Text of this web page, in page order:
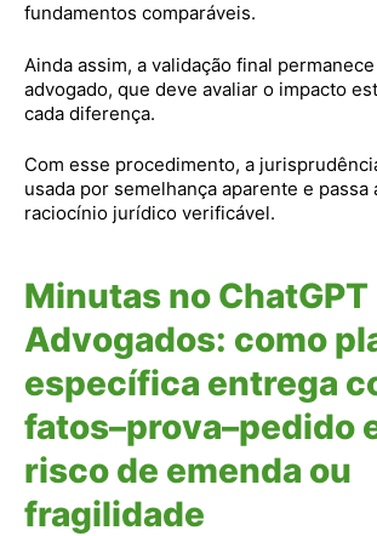
fundamentos comparáveis.
Ainda assim, a validação final
advogado, que deve avaliar o impacto
cada diferença.
Com esse procedimento, a
usada por semelhança aparente e passa
raciocínio jurídico verificável.
Minutas no ChatGPT
Advogados: como
específica entrega
fatos–prova–pedido
risco de emenda ou
fragilidade